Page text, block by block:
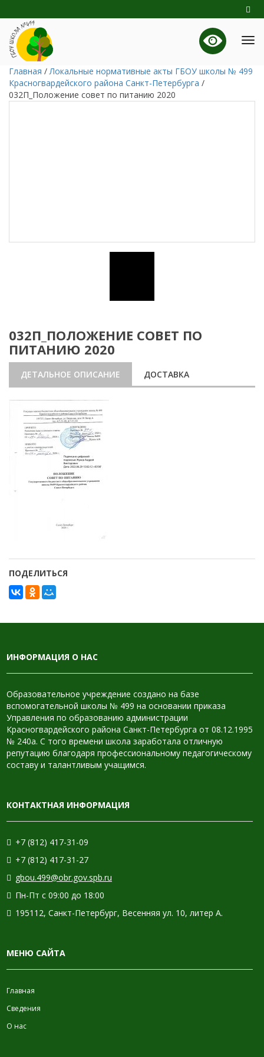
Главная /Локальные нормативные акты ГБОУ школы № 499
Красногвардейского района Санкт-Петербурга /
032П_Положение совет по питанию 2020
032П_ПОЛОЖЕНИЕ СОВЕТ ПО
ПИТАНИЮ 2020
ДЕТАЛЬНОЕ ОПИСАНИЕ ДОСТАВКА
ПОДЕЛИТЬСЯ
ИНФОРМАЦИЯ О НАС
Образовательное учреждение создано на базе
вспомогательной школы № 499 на основании приказа
Управления по образованию администрации
Красногвардейского района Санкт-Петербурга от 08.12.1995
№ 240а. С того времени школа заработала отличную
репутацию благодаря профессиональному педагогическому
составу и талантливым учащимся.
КОНТАКТНАЯ ИНФОРМАЦИЯ
+7 (812) 417-31-09
+7 (812) 417-31-27
gbou.499@obr.gov.spb.ru
Пн-Пт с 09:00 до 18:00
195112, Санкт-Петербург, Весенняя ул. 10, литер А.
МЕНЮ САЙТА
Главная
Сведения
О нас